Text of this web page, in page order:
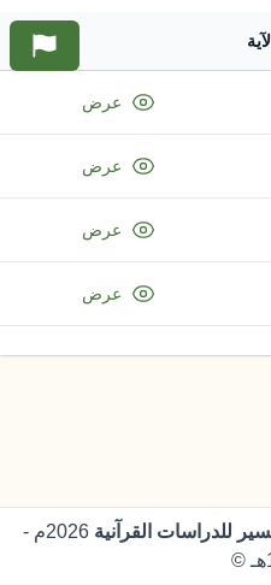
الآية
عرض
عرض
عرض
عرض
للدراسات القرآنية
2026م -